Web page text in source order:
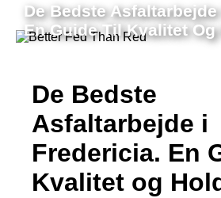
De Bedste
En Guide Til Kvalitet
De Bedste
Asfaltarbejde i
Fredericia. En
Kvalitet og